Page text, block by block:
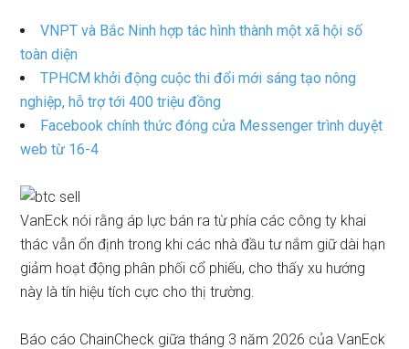
VNPT và Bắc Ninh hợp tác hình thành một xã hội số
toàn diện
TPHCM khởi động cuộc thi đổi mới sáng tạo nông
nghiệp, hỗ trợ tới 400 triệu đồng
Facebook chính thức đóng cửa Messenger trình duyệt
web từ 16-4
VanEck nói rằng áp lực bán ra từ phía các công ty khai
thác vẫn ổn định trong khi các nhà đầu tư nắm giữ dài hạn
giảm hoạt động phân phối cổ phiếu, cho thấy xu hướng
này là tín hiệu tích cực cho thị trường.
Báo cáo ChainCheck giữa tháng 3 năm 2026 của VanEck